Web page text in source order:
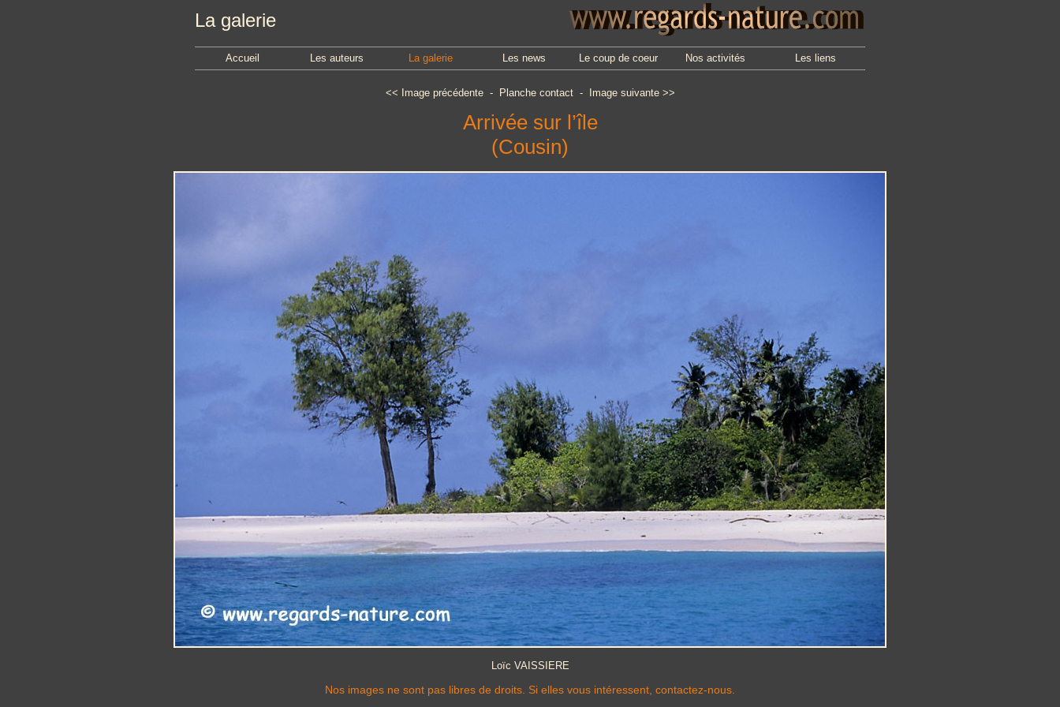
La galerie
Accueil Les auteurs La galerie Les news Le coup de coeur Nos activités Les liens
<< Image précédente- Planche contact- Image suivante>>
Arrivée sur l’île
(Cousin)
Loïc VAISSIERE
Nos images ne sont pas libres de droits. Si elles vous intéressent, contactez-nous.